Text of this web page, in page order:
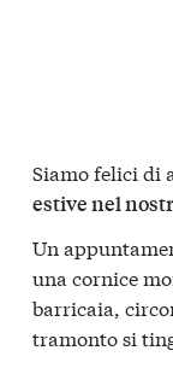
Siamo felici di
estive nel
Un
una cornice
barricaia,
tramonto si